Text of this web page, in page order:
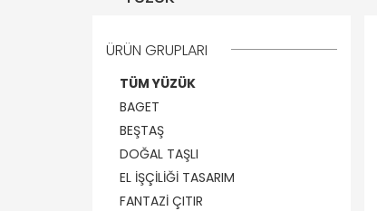
ÜRÜN GRUPLARI
TÜM YÜZÜK
BAGET
BEŞTAŞ
DOĞAL TAŞLI
EL İŞÇİLİĞİ TASARIM
FANTAZİ ÇITIR